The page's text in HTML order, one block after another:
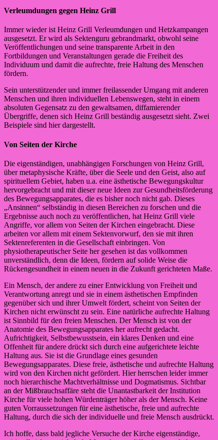
Verleumdungen gegen Heinz Grill
Immer wieder ist Heinz Grill Verleumdungen und Hetzkampangen
ausgesetzt. Er wird als Sektenguru gebrandmarkt, obwohl seine
Veröffentlichungen und seine transparente Arbeit in den
Fortbildungen und Veranstaltungen gerade die Freiheit des
Individuum und damit die aufrechte, freie Haltung des Menschen
fördern.
Sein unterstützender und immer freilassender Umgang mit anderen
Menschen und ihren individuellen Lebenswegen, steht in einem
absoluten Gegensatz zu den gewaltsamen, diffamierender
Übergriffe, denen sich Heinz Grill beständig ausgesetzt sieht. Zwei
Beispiele sind hier dargestellt.
Von Seiten der Kirche
Die eigenständigen, unabhängigen Forschungen von Heinz Grill,
über metaphysische Kräfte, über die Seele und den Geist, also auf
spirituellem Gebiet, haben u.a. eine ästhetische Bewegungskultur
hervorgebracht und mit dieser neue Ideen zur Gesundheitsförderung
des Bewegungsapparates, die es bisher noch nicht gab. Dieses
„Ansinnen“ selbständig in diesen Bereichen zu forschen und die
Ergebnisse auch noch zu veröffentlichen, hat Heinz Grill viele
Angriffe, vor allem von Seiten der Kirchen eingebracht. Diese
arbeiten vor allem mit einem Sektenvorwurf, den sie mit ihren
Sektenreferenten in die Gesellschaft einbringen. Von
physiotherapeutischer Seite her gesehen ist das vollkommen
unverständlich, denn die Ideen, fördern auf solide Weise die
Rückengesundheit in einem neuen in die Zukunft gerichteten Maße.
Ein Mensch, der andere zu einer Entwicklung von Freiheit und
Verantwortung anregt und sie in einem ästhetischen Empfinden
gegenüber sich und ihrer Umwelt fördert, scheint von Seiten der
Kirchen nicht erwünscht zu sein. Eine natürliche aufrechte Haltung
ist Sinnbild für den freien Menschen. Der Mensch ist von der
Anatomie des Bewegungsapparates her aufrecht gedacht.
Aufrichtigkeit, Selbstbewusstsein, ein klares Denken und eine
Offenheit für andere drückt sich durch eine aufgerichtete leichte
Haltung aus. Sie ist die Grundlage eines gesunden
Bewegungsapparates. Diese freie, ästhetische und aufrechte Haltung
wird von den Kirchen nicht gefördert. Hier herrschen leider immer
noch hierarchische Machtverhältnisse und Dogmatismus. Sichtbar
an der Mißbrauchsaffäre steht die Unantastbarkeit der Institution
Kirche für viele hohen Würdenträger höher als der Mensch. Keine
guten Vorraussetzungen für eine ästhetische, freie und aufrechte
Haltung, durch die sich der individuelle und freie Mensch ausdrückt.
Ich hoffe, dass bald jegliche Versuche der Kirche eigenständige,